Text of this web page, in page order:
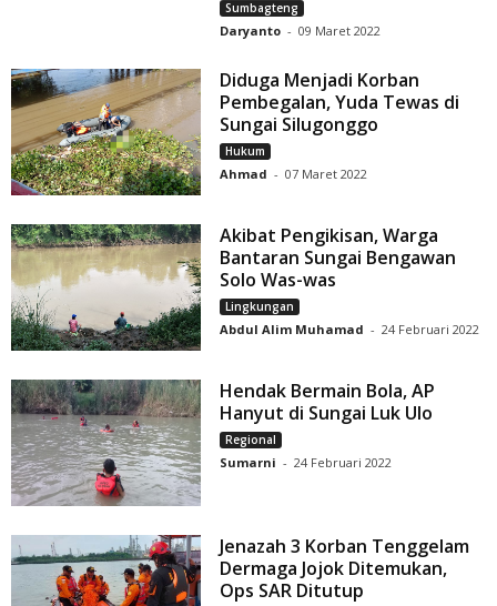
Sumbagteng
Daryanto - 09 Maret 2022
Diduga Menjadi Korban
Pembegalan, Yuda Tewas di
Sungai Silugonggo
Hukum
Ahmad - 07 Maret 2022
Akibat Pengikisan, Warga
Bantaran Sungai Bengawan
Solo Was-was
Lingkungan
Abdul Alim Muhamad - 24 Februari 2022
Hendak Bermain Bola, AP
Hanyut di Sungai Luk Ulo
Regional
Sumarni - 24 Februari 2022
Jenazah 3 Korban Tenggelam
Dermaga Jojok Ditemukan,
Ops SAR Ditutup